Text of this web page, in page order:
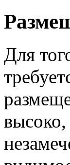
Для
высоко,